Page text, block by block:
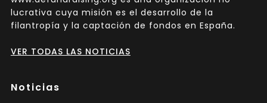
lucrativa cuya misión es el desarrollo de la
filantropía y la captación de fondos en España.
VER TODAS LAS NOTICIAS
Noticias